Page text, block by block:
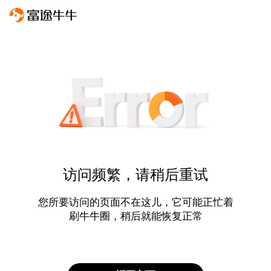
访问频繁，请稍后重试
您所要访问的页面不在这儿，它可能正忙着
刷牛牛圈，稍后就能恢复正常